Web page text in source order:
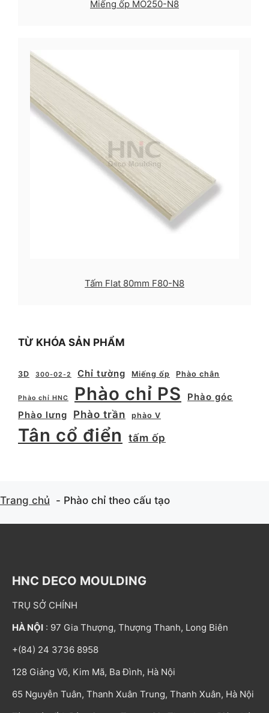
Miếng ốp MO250-N8
Tấm Flat 80mm F80-N8
TỪ KHÓA SẢN PHẨM
3D 300-02-2 Chỉ tường Miếng ốp Phào chân
Phào chỉ HNC Phào chỉ PS
Phào góc
Phào lưng
Phào trần phào V
Tân cổ điển tấm ốp
Trang chủ Phào chỉ theo cấu tạo
HNC DECO MOULDING
TRỤ SỞ CHÍNH
HÀ NỘI : 97 Gia Thượng, Thượng Thanh, Long Biên
+(84) 24 3736 8958
128 Giảng Võ, Kim Mã, Ba Đình, Hà Nội
65 Nguyễn Tuân, Thanh Xuân Trung, Thanh Xuân, Hà Nội